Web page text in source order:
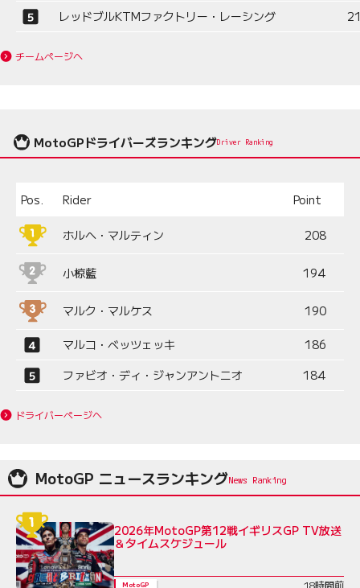
レッドブルKTMファクトリー・レーシング
チームページへ
MotoGPドライバーズランキングDriver Ranking
Pos. Rider Point
ホルヘ・マルティン 208
小椋藍 194
マルク・マルケス 190
マルコ・ベッツェッキ
186
ファビオ・ディ・ジャンアントニオ
184
ドライバーページへ
MotoGP ニュースランキング
2026年MotoGP第12戦イギリスGP TV放送
＆タイムスケジュール
MotoGP 18時間前